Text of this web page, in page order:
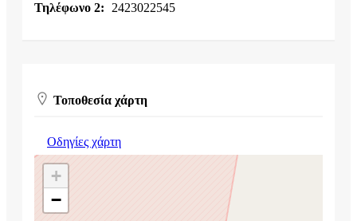
Τηλέφωνο 2: 2423022545
Τοποθεσία χάρτη
Οδηγίες χάρτη
+
−